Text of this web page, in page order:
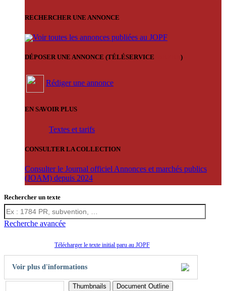
RECHERCHER UNE ANNONCE
Voir toutes les annonces publiées au JOPF
DÉPOSER UNE ANNONCE (TÉLÉSERVICE )
Rédiger une annonce
EN SAVOIR PLUS
Textes et tarifs
CONSULTER LA COLLECTION
Consulter le Journal officiel Annonces et marchés publics
(JOAM) depuis 2024
Rechercher un texte
Recherche avancée
Télécharger le texte initial paru au JOPF
Voir plus d'informations
Thumbnails
Document Outline